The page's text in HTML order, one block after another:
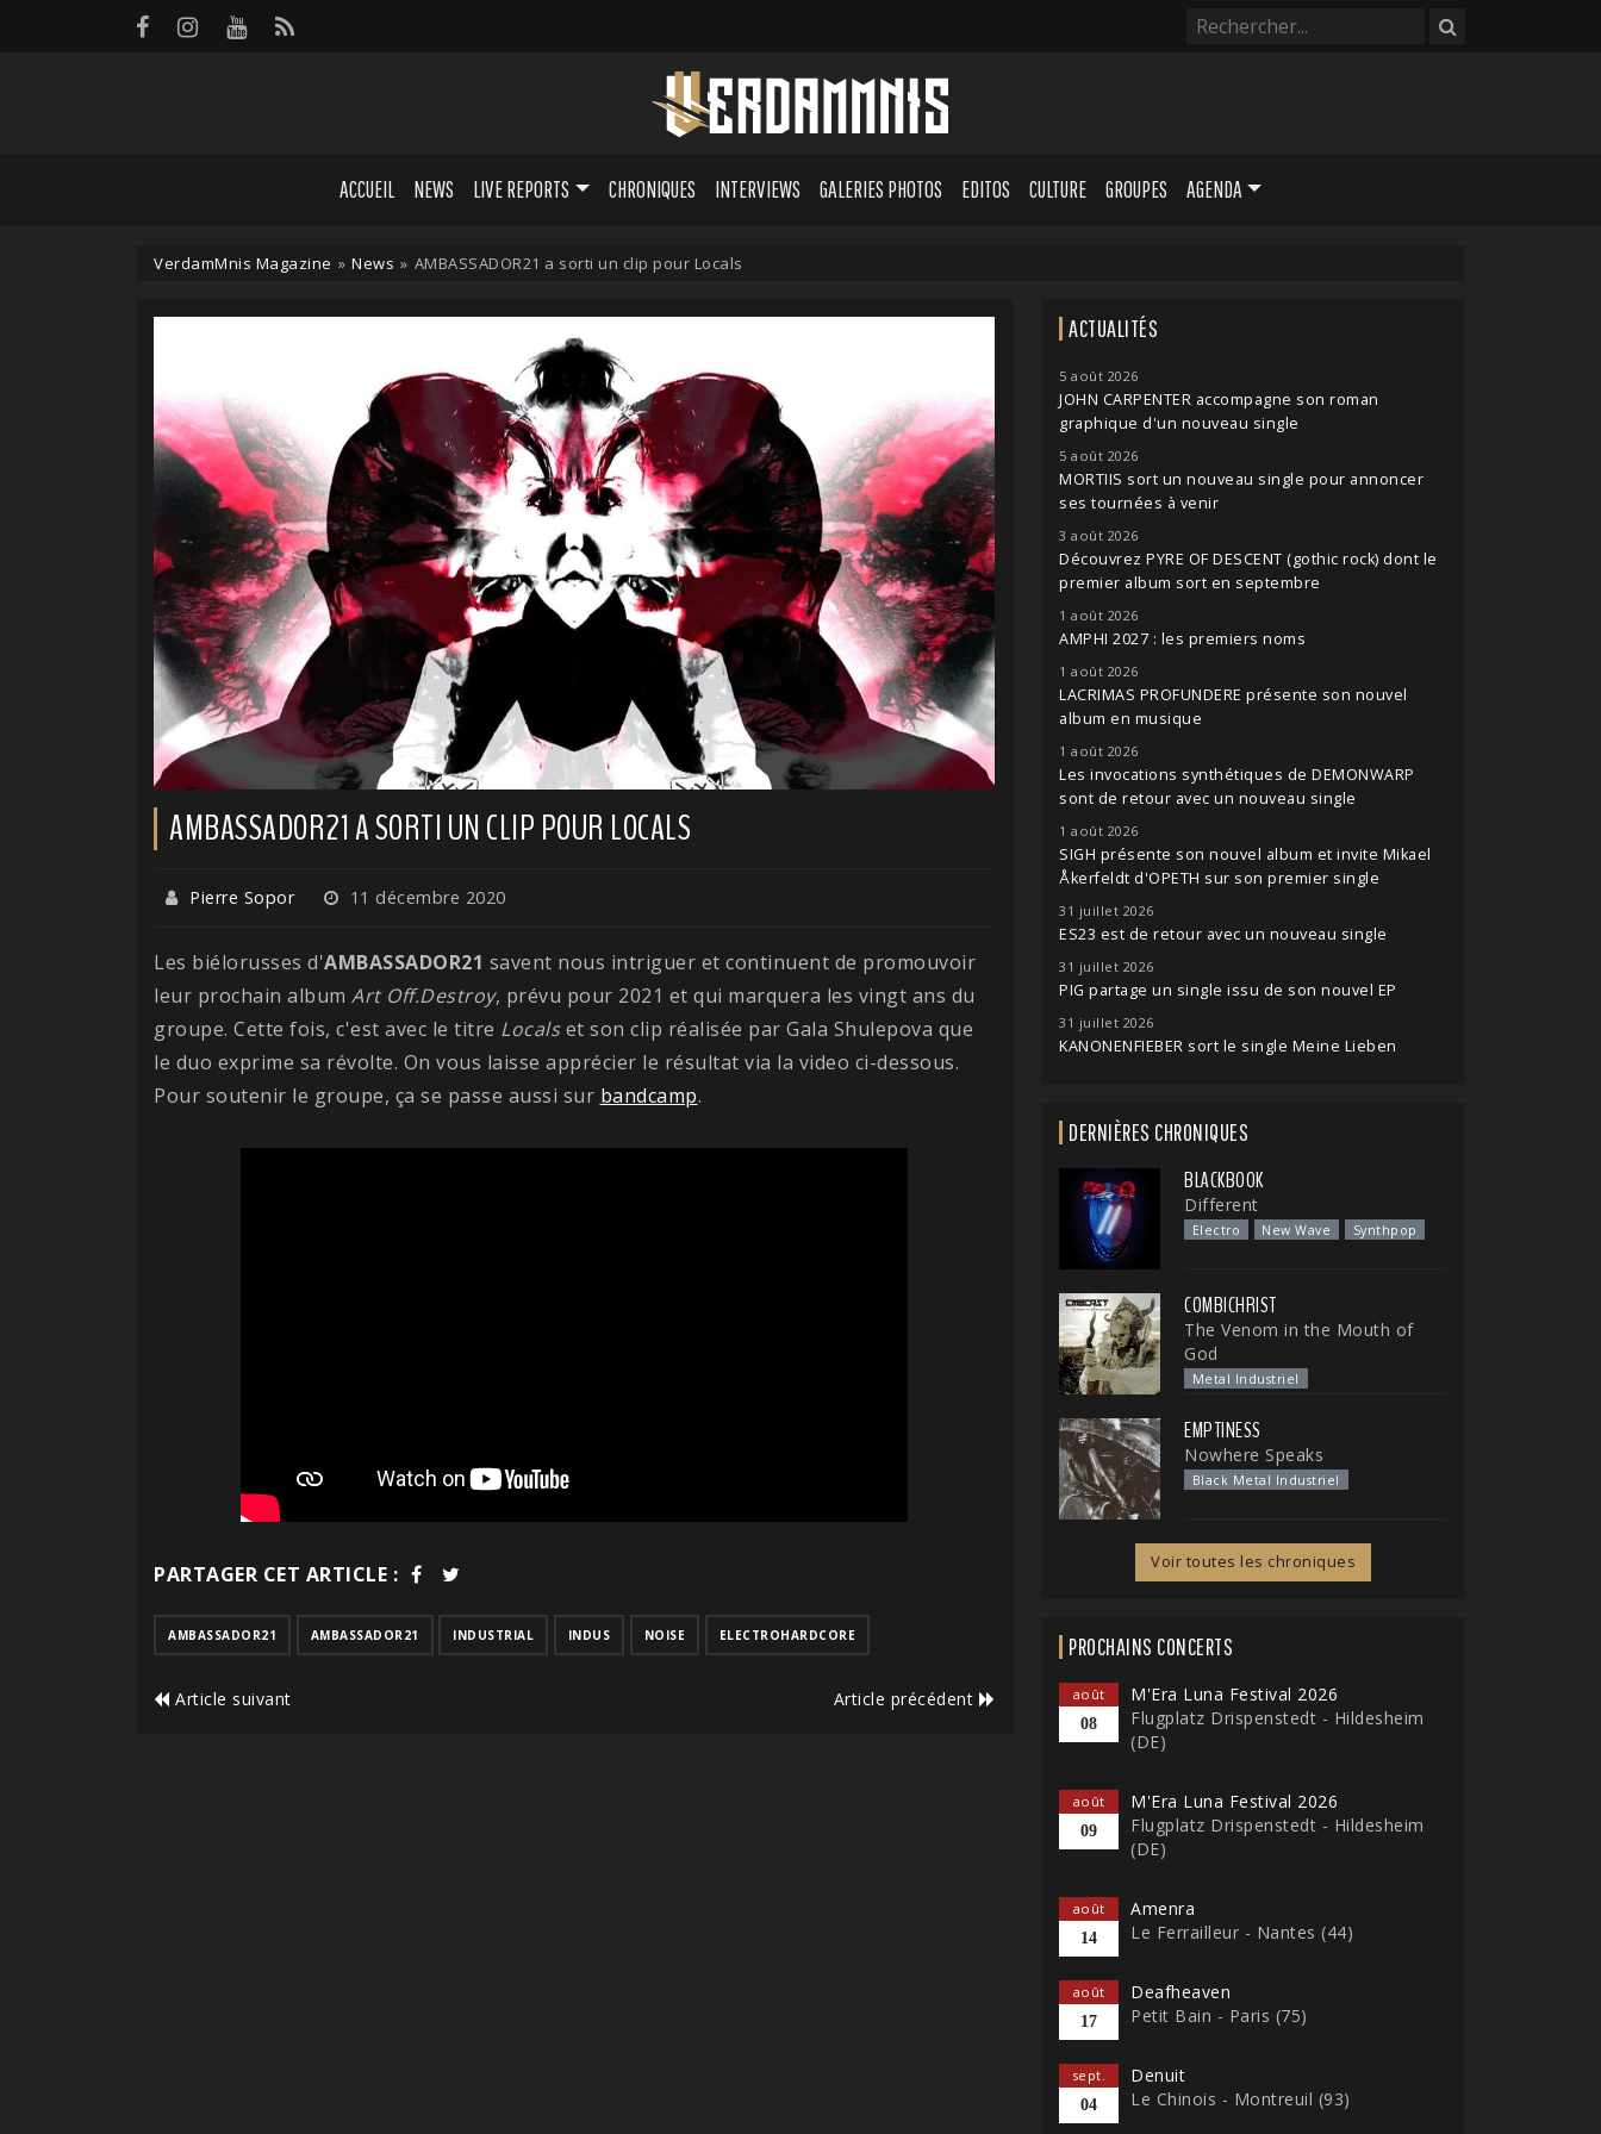
ACCUEIL NEWS LIVE REPORTS CHRONIQUES INTERVIEWS GALERIES PHOTOS EDITOS CULTURE GROUPES AGENDA
VerdamMnis Magazine » News » AMBASSADOR21 a sorti un clip pour Locals
AMBASSADOR21 A SORTI UN CLIP POUR LOCALS
Pierre Sopor 11 décembre 2020
Les biélorusses d'AMBASSADOR21 savent nous intriguer et continuent de promouvoir
leur prochain album Art Off.Destroy, prévu pour 2021 et qui marquera les vingt ans du
groupe. Cette fois, c'est avec le titre Localset son clip réalisée par Gala Shulepova que
le duo exprime sa révolte. On vous laisse apprécier le résultat via la video ci-dessous.
Pour soutenir le groupe, ça se passe aussi sur bandcamp.
PARTAGER CET ARTICLE :
AMBASSADOR21 AMBASSADOR21 INDUSTRIAL INDUS NOISE ELECTROHARDCORE
Article suivant Article précédent
ACTUALITÉS
5 août 2026
JOHN CARPENTER accompagne son roman
graphique d'un nouveau single
5 août 2026
MORTIIS sort un nouveau single pour annoncer
ses tournées à venir
3 août 2026
Découvrez PYRE OF DESCENT (gothic rock) dont le
premier album sort en septembre
1 août 2026
AMPHI 2027 : les premiers noms
1 août 2026
LACRIMAS PROFUNDERE présente son nouvel
album en musique
1 août 2026
Les invocations synthétiques de DEMONWARP
sont de retour avec un nouveau single
1 août 2026
SIGH présente son nouvel album et invite Mikael
Åkerfeldt d'OPETH sur son premier single
31 juillet 2026
ES23 est de retour avec un nouveau single
31 juillet 2026
PIG partage un single issu de son nouvel EP
31 juillet 2026
KANONENFIEBER sort le single Meine Lieben
DERNIÈRES CHRONIQUES
BLACKBOOK
Different
Electro New Wave Synthpop
COMBICHRIST
The Venom in the Mouth of
God
Metal Industriel
EMPTINESS
Nowhere Speaks
Black Metal Industriel
Voir toutes les chroniques
PROCHAINS CONCERTS
août
08
M'Era Luna Festival 2026
Flugplatz Drispenstedt - Hildesheim
(DE)
août
09
M'Era Luna Festival 2026
Flugplatz Drispenstedt - Hildesheim
(DE)
août
14
Amenra
Le Ferrailleur - Nantes (44)
août
17
Deafheaven
Petit Bain - Paris (75)
sept.
04
Denuit
Le Chinois - Montreuil (93)
Panneau de gestion des cookies